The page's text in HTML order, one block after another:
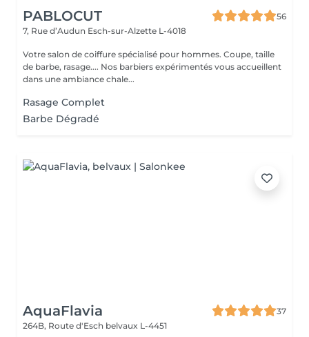
PABLOCUT
56
7, Rue d’Audun Esch-sur-Alzette L-4018
Votre salon de coiffure spécialisé pour hommes. Coupe, taille
de barbe, rasage.... Nos barbiers expérimentés vous accueillent
dans une ambiance chale...
Rasage Complet
Barbe Dégradé
AquaFlavia
37
264B, Route d'Esch belvaux L-4451